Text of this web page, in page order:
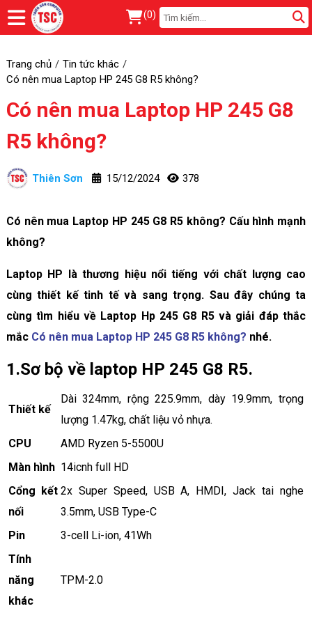
(0)
Trang chủ
Tin tức khác
Có nên mua Laptop HP 245 G8 R5 không?
Có nên mua Laptop HP 245 G8
R5 không?
Thiên Sơn 15/12/2024 378
Có nên mua Laptop HP 245 G8 R5 không? Cấu hình mạnh
không?
Laptop HP là thương hiệu nổi tiếng với chất lượng cao
cùng thiết kế tinh tế và sang trọng. Sau đây chúng ta
cùng tìm hiểu về Laptop Hp 245 G8 R5 và giải đáp thắc
mắc Có nên mua Laptop HP 245 G8 R5 không? nhé.
1.Sơ bộ về laptop HP 245 G8 R5.
Thiết kế
Dài 324mm, rộng 225.9mm, dày 19.9mm, trọng
lượng 1.47kg, chất liệu vỏ nhựa.
CPU
AMD Ryzen 5-5500U
Màn hình 14icnh full HD
Cổng kết
nối
2x Super Speed, USB A, HMDI, Jack tai nghe
3.5mm, USB Type-C
Pin
3-cell Li-ion, 41Wh
Tính
năng
khác
TPM-2.0